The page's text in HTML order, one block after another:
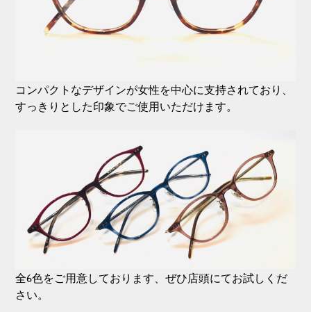
コンパクトなデザインが女性を中心に支持されており、
すっきりとした印象でご使用いただけます。
全6色をご用意しております、ぜひ店頭にてお試しくだ
さい。